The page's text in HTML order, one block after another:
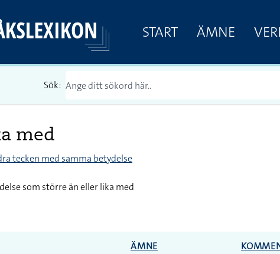
START ÄMNE
Sök:
med
tecken med samma betydelse
som större än eller lika med
ÄMNE